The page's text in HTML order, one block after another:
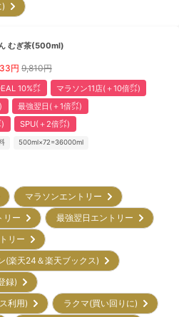
)
むぎ茶(500ml)
円 9,810円
10%㌽
マラソン11店(＋10倍㌽)
最強翌日(＋1倍㌽)
SPU(＋2倍㌽)
500ml×72=36000ml
マラソンエントリー
リー
最強翌日エントリー
トリー
(楽天24＆楽天ブックス)
登録)
ス利用)
ラクマ(買い回りに)